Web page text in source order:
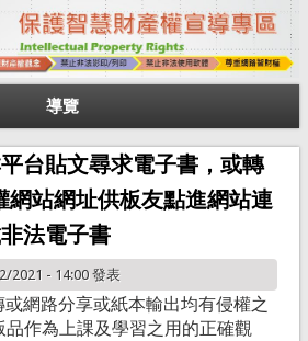
導覽
台貼文尋求電子書，或轉
網站網址供板友點進網站連
法電子書
2021 - 14:00 發表
網路分享或紙本輸出均有侵權之
品作為上課及學習之用的正確觀